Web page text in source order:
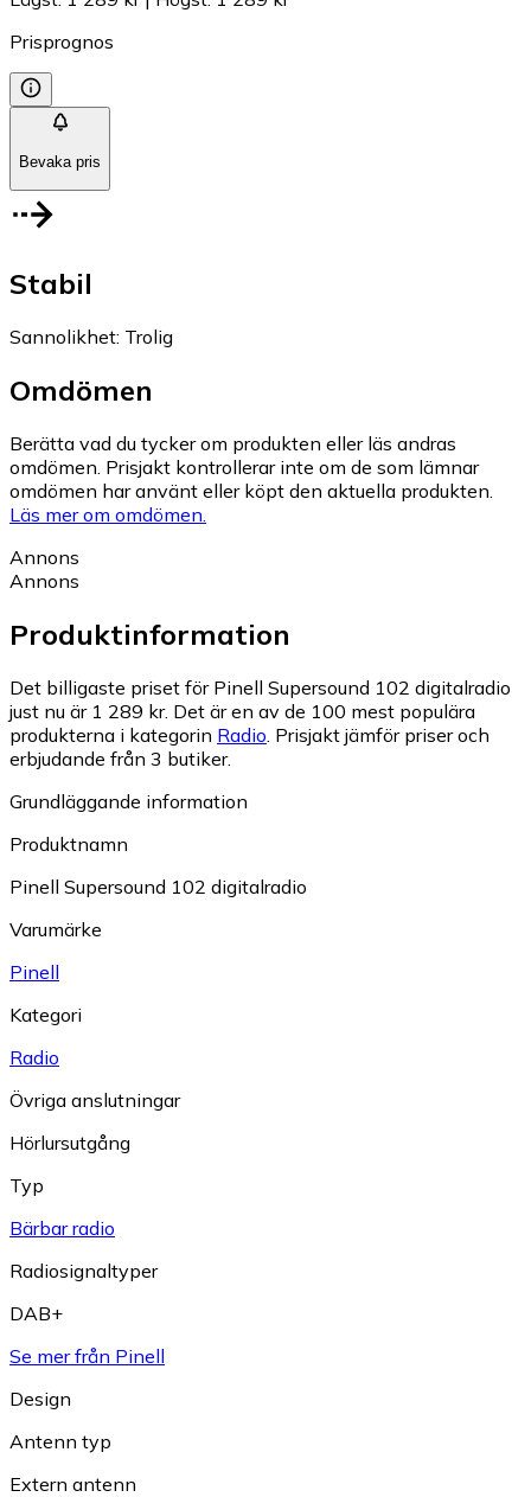
Prisprognos
Bevaka pris
Stabil
Sannolikhet: Trolig
Omdömen
Berätta vad du tycker om produkten eller läs andras
omdömen. Prisjakt kontrollerar inte om de som lämnar
omdömen har använt eller köpt den aktuella produkten.
Läs mer om omdömen.
Annons
Annons
Produktinformation
Det billigaste priset för Pinell Supersound 102 digitalradio
just nu är 1 289 kr. Det är en av de 100 mest populära
produkterna i kategorin Radio. Prisjakt jämför priser och
erbjudande från 3 butiker.
Grundläggande information
Produktnamn
Pinell Supersound 102 digitalradio
Varumärke
Pinell
Kategori
Radio
Övriga anslutningar
Hörlursutgång
Typ
Bärbar radio
Radiosignaltyper
DAB+
Se mer från Pinell
Design
Antenn typ
Extern antenn